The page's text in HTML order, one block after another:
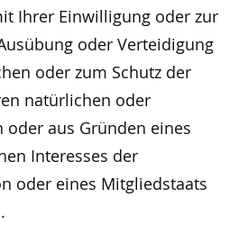
Ihrer Einwilligung oder zur
oder Verteidigung
oder zum Schutz der
natürlichen oder
oder aus Gründen eines
Interesses der
oder eines Mitgliedstaats